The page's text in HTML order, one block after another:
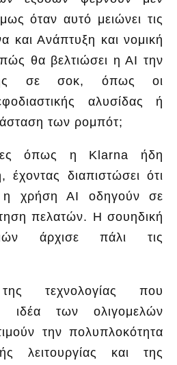
όταν αυτό μειώνει τις
και Ανάπτυξη και νομική
θα βελτιώσει η ΑΙ την
σε σοκ, όπως οι
αλυσίδας ή
των ρομπότ;
όπως η Klarna ήδη
διαπιστώσει ότι
η χρήση ΑΙ οδηγούν σε
πελατών. Η σουηδική
άρχισε πάλι τις
τεχνολογίας που
ιδέα των ολιγομελών
την πολυπλοκότητα
λειτουργίας και της